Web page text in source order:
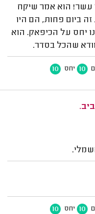
הוא אמר שיקח
ביום פחות, הם היו
יחס על הכיפאק. הוא
שהכל בסדר.
10 יחס 10
10 יחס 10